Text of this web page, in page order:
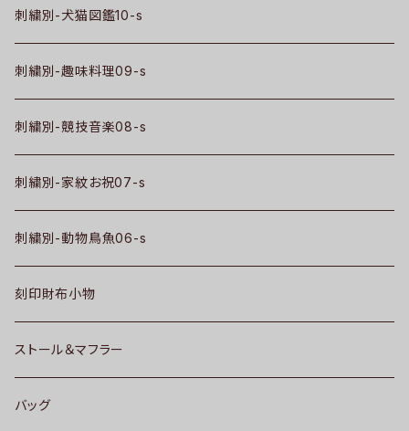
刺繍別-犬猫図鑑10-s
刺繍別-趣味料理09-s
刺繍別-競技音楽08-s
刺繍別-家紋お祝07-s
刺繍別-動物鳥魚06-s
刻印財布小物
ストール＆マフラー
バッグ